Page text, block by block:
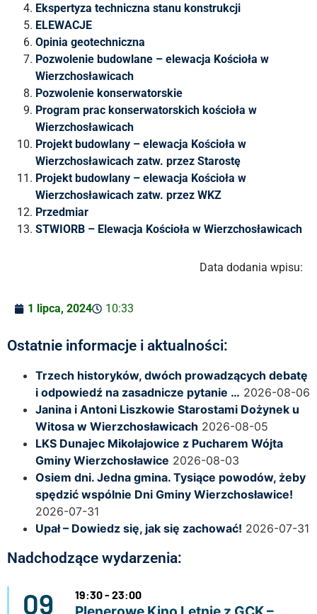
Ekspertyza techniczna stanu konstrukcji
ELEWACJE
Opinia geotechniczna
Pozwolenie budowlane – elewacja Kościoła w
Wierzchosławicach
Pozwolenie konserwatorskie
Program prac konserwatorskich kościoła w
Wierzchosławicach
Projekt budowlany – elewacja Kościoła w
Wierzchosławicach zatw. przez Starostę
Projekt budowlany – elewacja Kościoła w
Wierzchosławicach zatw. przez WKZ
Przedmiar
STWIORB – Elewacja Kościoła w Wierzchosławicach
Data dodania wpisu:
1 lipca, 2024 10:33
Ostatnie informacje i aktualności:
Trzech historyków, dwóch prowadzących debatę
i odpowiedź na zasadnicze pytanie … 2026-08-06
Janina i Antoni Liszkowie Starostami Dożynek u
Witosa w Wierzchosławicach 2026-08-05
LKS Dunajec Mikołajowice z Pucharem Wójta
Gminy Wierzchosławice 2026-08-03
Osiem dni. Jedna gmina. Tysiące powodów, żeby
spędzić wspólnie Dni Gminy Wierzchosławice!
2026-07-31
Upał – Dowiedz się, jak się zachować! 2026-07-31
Nadchodzące wydarzenia:
09 19:30 - 23:00